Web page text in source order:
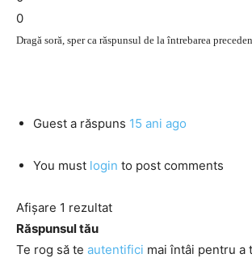
0
Dragă soră, sper ca răspunsul de la întrebarea
Guest a răspuns 15 ani ago
You must login to post comments
Afișare 1 rezultat
Răspunsul tău
Te rog să te autentifici mai întâi pentru a